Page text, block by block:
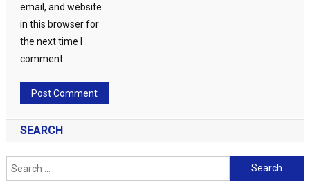
email, and website
in this browser for
the next time I
comment.
SEARCH
Search
for: